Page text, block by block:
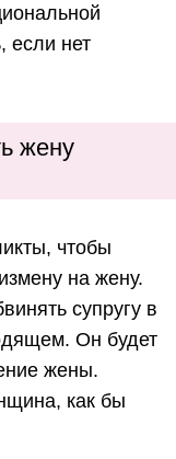
если нет
жену
чтобы
на жену.
супругу в
Он будет
жены.
как бы